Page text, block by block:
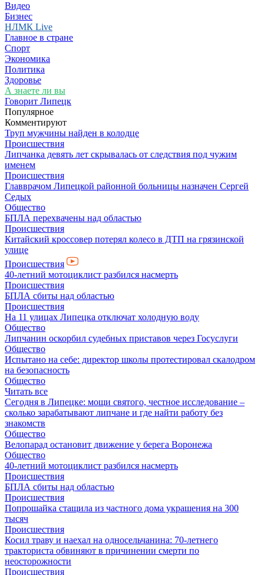
Видео
Бизнес
НЛМК Live
Главное в стране
Спорт
Экономика
Политика
Здоровье
А знаете ли вы
Говорит Липецк
Популярное
Комментируют
Труп мужчины найден в колодце
Происшествия
Липчанка девять лет скрывалась от следствия под чужим
именем
Происшествия
Главврачом Липецкой районной больницы назначен Сергей
Седых
Общество
БПЛА перехвачены над областью
Происшествия
Китайский кроссовер потерял колесо в ДТП на грязинской
улице
Происшествия
40-летний мотоциклист разбился насмерть
Происшествия
БПЛА сбиты над областью
Происшествия
На 11 улицах Липецка отключат холодную воду
Общество
Липчанин оскорбил судебных приставов через Госуслуги
Общество
Испытано на себе: директор школы протестировал скалодром
на безопасность
Общество
Читать все
Сегодня в Липецке: мощи святого, честное исследование –
сколько зарабатывают липчане и где найти работу без
знакомств
Общество
Велопарад остановит движение у берега Воронежа
Общество
40-летний мотоциклист разбился насмерть
Происшествия
БПЛА сбиты над областью
Происшествия
Попрошайка стащила из частного дома украшения на 300
тысяч
Происшествия
Косил траву и наехал на односельчанина: 70-летнего
тракториста обвиняют в причинении смерти по
неосторожности
Происшествия